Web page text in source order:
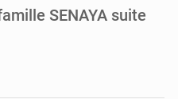
SENAYA suite